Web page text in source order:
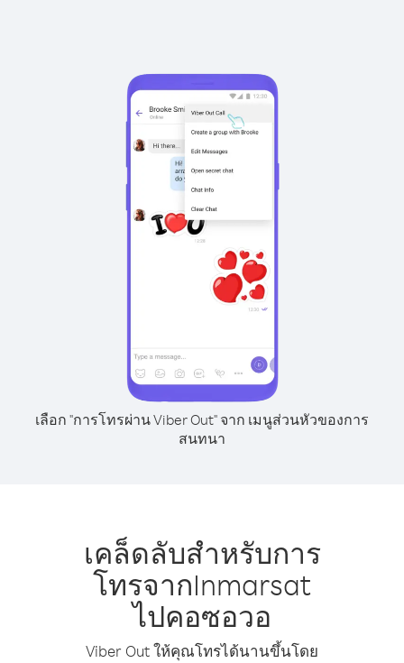
เลือก "การโทรผ่าน Viber Out" จาก เมนูส่วนหัวของการ
สนทนา
เคล็ดลับสำหรับการ
โทรจากInmarsat
ไปคอซอวอ
Viber Out ให้คุณโทรได้นานขึ้นโดย